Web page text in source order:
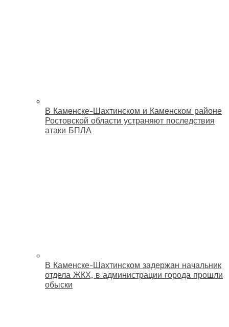
В Каменске-Шахтинском и Каменском районе
Ростовской области устраняют последствия
атаки БПЛА
В Каменске-Шахтинском задержан начальник
отдела ЖКХ, в администрации города прошли
обыски